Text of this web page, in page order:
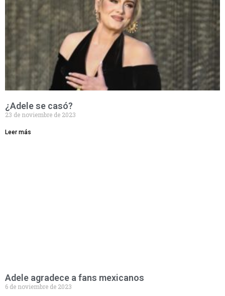
¿Adele se casó?
23 de noviembre de 2023
Leer más
Adele agradece a fans mexicanos
6 de noviembre de 2023